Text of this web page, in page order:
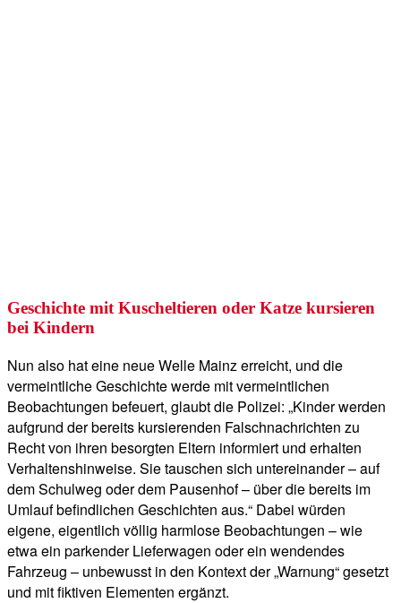
Geschichte mit Kuscheltieren oder Katze kursieren
bei Kindern
Nun also hat eine neue Welle Mainz erreicht, und die
vermeintliche Geschichte werde mit vermeintlichen
Beobachtungen befeuert, glaubt die Polizei: „Kinder werden
aufgrund der bereits kursierenden Falschnachrichten zu
Recht von ihren besorgten Eltern informiert und erhalten
Verhaltenshinweise. Sie tauschen sich untereinander – auf
dem Schulweg oder dem Pausenhof – über die bereits im
Umlauf befindlichen Geschichten aus.“ Dabei würden
eigene, eigentlich völlig harmlose Beobachtungen – wie
etwa ein parkender Lieferwagen oder ein wendendes
Fahrzeug – unbewusst in den Kontext der „Warnung“ gesetzt
und mit fiktiven Elementen ergänzt.